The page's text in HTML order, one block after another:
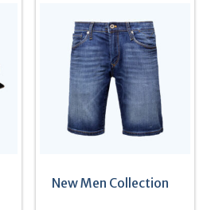
New Men Collection